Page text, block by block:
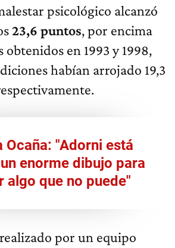
psicológico alcanzó
23,6 puntos, por encima
obtenidos en 1993 y 1998,
habían arrojado 19,3
Ocaña: "Adorni está
enorme dibujo para
algo que no puede"
por un equipo